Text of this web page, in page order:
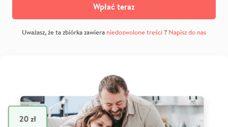
Wpłać teraz
Uważasz, że ta zbiórka zawiera niedozwolone treści? Napisz do nas